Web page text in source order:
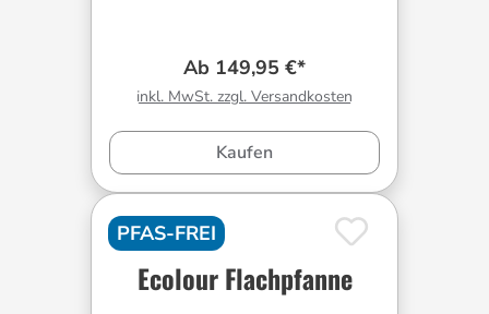
Ab 149,95 €*
inkl. MwSt. zzgl. Versandkosten
Kaufen
PFAS-FREI
Ecolour Flachpfanne